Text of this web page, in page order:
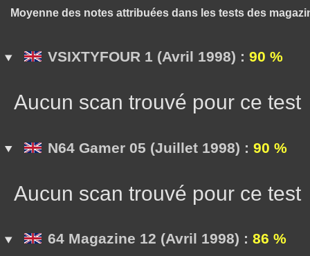
Moyenne des notes attribuées dans les tests des
VSIXTYFOUR 1 (Avril 1998) : 90 %
Aucun scan trouvé pour ce test
N64 Gamer 05 (Juillet 1998) : 90 %
Aucun scan trouvé pour ce test
64 Magazine 12 (Avril 1998) : 86 %